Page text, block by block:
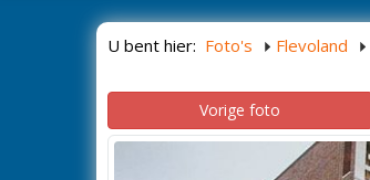
U bent hier: Foto's Flevoland
Vorige foto